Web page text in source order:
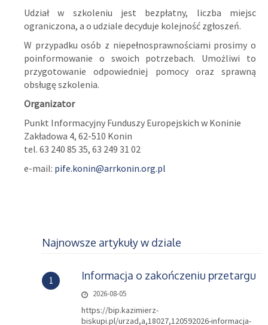
Udział w szkoleniu jest bezpłatny, liczba miejsc
ograniczona, a o udziale decyduje kolejność zgłoszeń.
W przypadku osób z niepełnosprawnościami prosimy o
poinformowanie o swoich potrzebach. Umożliwi to
przygotowanie odpowiedniej pomocy oraz sprawną
obsługę szkolenia.
Organizator
Punkt Informacyjny Funduszy Europejskich w Koninie
Zakładowa 4, 62-510 Konin
tel. 63 240 85 35, 63 249 31 02
e-mail: pife.konin@arrkonin.org.pl
Najnowsze artykuły w dziale
1 Informacja o zakończeniu przetargu
2026-08-05
https://bip.kazimierz-
biskupi.pl/urzad,a,18027,120592026-informacja-